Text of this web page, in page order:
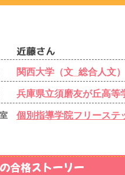
関西大学（文_総合人文）
兵庫県立須磨友が丘高等
個別指導学院フリーステ
合格ストーリー